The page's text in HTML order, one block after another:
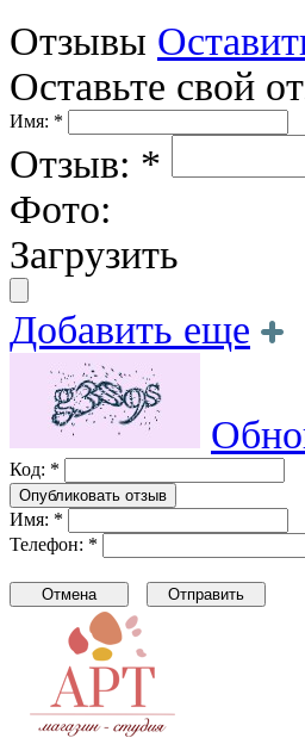
Отзывы
Оставьте свой
Имя: *
Отзыв: *
Фото:
Загрузить
Добавить еще
Код: *
Имя: *
Телефон: *